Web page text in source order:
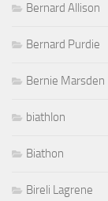
Bernard Allison
Bernard Purdie
Bernie Marsden
biathlon
Biathon
Bireli Lagrene